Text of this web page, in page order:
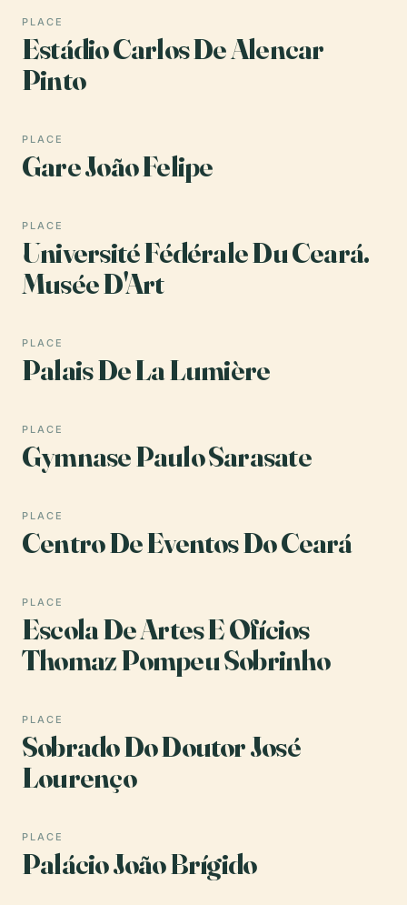
PLACE
Estádio Carlos De Alencar
Pinto
PLACE
Gare João Felipe
PLACE
Université Fédérale Du Ceará.
Musée D'Art
PLACE
Palais De La Lumière
PLACE
Gymnase Paulo Sarasate
PLACE
Centro De Eventos Do Ceará
PLACE
Escola De Artes E Ofícios
Thomaz Pompeu Sobrinho
PLACE
Sobrado Do Doutor José
Lourenço
PLACE
Palácio João Brígido